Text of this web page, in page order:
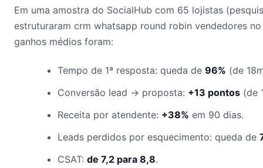
Em uma amostra do SocialHub com 65 lojistas
estruturaram crm whatsapp round robin vendedores
ganhos médios foram:
Tempo de 1ª resposta: queda de 96% (de
Conversão lead → proposta: +13 pontos (de
Receita por atendente: +38% em 90 dias.
Leads perdidos por esquecimento: queda de
CSAT: de 7,2 para 8,8.